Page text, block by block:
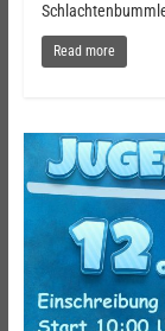
Read more